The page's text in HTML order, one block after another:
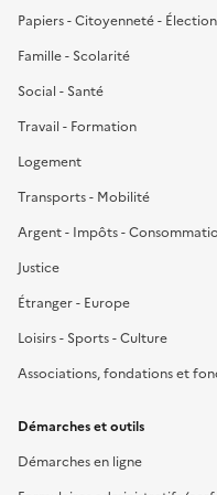
Papiers - Citoyenneté -
Famille - Scolarité
Social - Santé
Travail - Formation
Logement
Transports - Mobilité
Argent - Impôts -
Justice
Étranger - Europe
Loisirs - Sports - Culture
Associations, fondations et
Démarches et outils
Démarches en ligne